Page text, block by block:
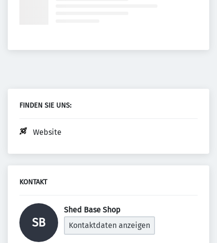
FINDEN SIE UNS:
Website
KONTAKT
SB
Shed Base Shop
Kontaktdaten anzeigen